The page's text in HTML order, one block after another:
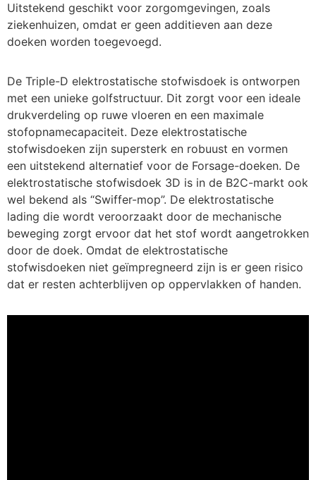
Uitstekend geschikt voor zorgomgevingen, zoals
ziekenhuizen, omdat er geen additieven aan deze
doeken worden toegevoegd.
De Triple-D elektrostatische stofwisdoek is ontworpen
met een unieke golfstructuur. Dit zorgt voor een ideale
drukverdeling op ruwe vloeren en een maximale
stofopnamecapaciteit. Deze elektrostatische
stofwisdoeken zijn supersterk en robuust en vormen
een uitstekend alternatief voor de Forsage-doeken. De
elektrostatische stofwisdoek 3D is in de B2C-markt ook
wel bekend als “Swiffer-mop”. De elektrostatische
lading die wordt veroorzaakt door de mechanische
beweging zorgt ervoor dat het stof wordt aangetrokken
door de doek. Omdat de elektrostatische
stofwisdoeken niet geïmpregneerd zijn is er geen risico
dat er resten achterblijven op oppervlakken of handen.